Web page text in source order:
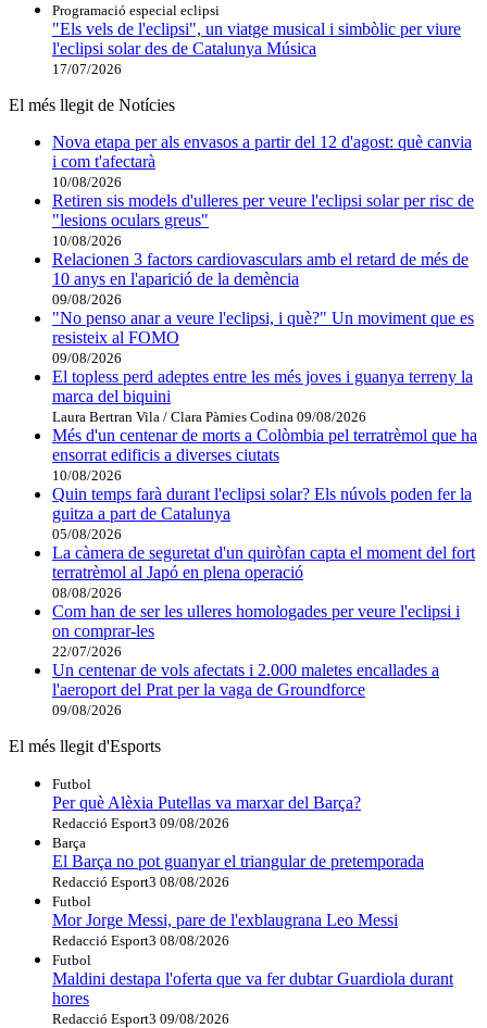
Programació especial eclipsi
"Els vels de l'eclipsi", un viatge musical i simbòlic per viure
l'eclipsi solar des de Catalunya Música
17/07/2026
El més llegit de Notícies
Nova etapa per als envasos a partir del 12 d'agost: què canvia
i com t'afectarà
10/08/2026
Retiren sis models d'ulleres per veure l'eclipsi solar per risc de
"lesions oculars greus"
10/08/2026
Relacionen 3 factors cardiovasculars amb el retard de més de
10 anys en l'aparició de la demència
09/08/2026
"No penso anar a veure l'eclipsi, i què?" Un moviment que es
resisteix al FOMO
09/08/2026
El topless perd adeptes entre les més joves i guanya terreny la
marca del biquini
Laura Bertran Vila / Clara Pàmies Codina 09/08/2026
Més d'un centenar de morts a Colòmbia pel terratrèmol que ha
ensorrat edificis a diverses ciutats
10/08/2026
Quin temps farà durant l'eclipsi solar? Els núvols poden fer la
guitza a part de Catalunya
05/08/2026
La càmera de seguretat d'un quiròfan capta el moment del fort
terratrèmol al Japó en plena operació
08/08/2026
Com han de ser les ulleres homologades per veure l'eclipsi i
on comprar-les
22/07/2026
Un centenar de vols afectats i 2.000 maletes encallades a
l'aeroport del Prat per la vaga de Groundforce
09/08/2026
El més llegit d'Esports
Futbol
Per què Alèxia Putellas va marxar del Barça?
Redacció Esport3 09/08/2026
Barça
El Barça no pot guanyar el triangular de pretemporada
Redacció Esport3 08/08/2026
Futbol
Mor Jorge Messi, pare de l'exblaugrana Leo Messi
Redacció Esport3 08/08/2026
Futbol
Maldini destapa l'oferta que va fer dubtar Guardiola durant
hores
Redacció Esport3 09/08/2026